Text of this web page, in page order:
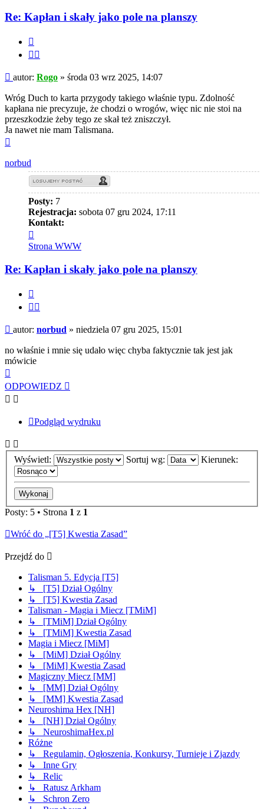
Re: Kapłan i skały jako pole na planszy
Post
autor: Rogo » środa 03 wrz 2025, 14:07
Wróg Duch to karta przygody takiego właśnie typu. Zdolność
kapłana nie precyzuje, że chodzi o wrogów, więc nic nie stoi na
przeszkodzie żeby tego ze skał też zniszczył.
Ja nawet nie mam Talismana.
norbud
Posty: 7
Rejestracja: sobota 07 gru 2024, 17:11
Kontakt:
się
z
norbud
Strona WWW
Re: Kapłan i skały jako pole na planszy
Post
autor: norbud » niedziela 07 gru 2025, 15:01
no właśnie i mnie się udało więc chyba faktycznie tak jest jak
mówicie
górę
ODPOWIEDZ
Podgląd wydruku
Wyświetl: Sortuj wg: Kierunek:
Posty: 5 • Strona 1 z 1
Wróć do „[T5] Kwestia Zasad”
Przejdź do
Talisman 5. Edycja [T5]
↳ [T5] Dział Ogólny
↳ [T5] Kwestia Zasad
Talisman - Magia i Miecz [TMiM]
↳ [TMiM] Dział Ogólny
↳ [TMiM] Kwestia Zasad
Magia i Miecz [MiM]
↳ [MiM] Dział Ogólny
↳ [MiM] Kwestia Zasad
Magiczny Miecz [MM]
↳ [MM] Dział Ogólny
↳ [MM] Kwestia Zasad
Neuroshima Hex [NH]
↳ [NH] Dział Ogólny
↳ NeuroshimaHex.pl
Różne
↳ Regulamin, Ogłoszenia, Konkursy, Turnieje i Zjazdy
↳ Inne Gry
↳ Relic
↳ Ratusz Arkham
↳ Schron Zero